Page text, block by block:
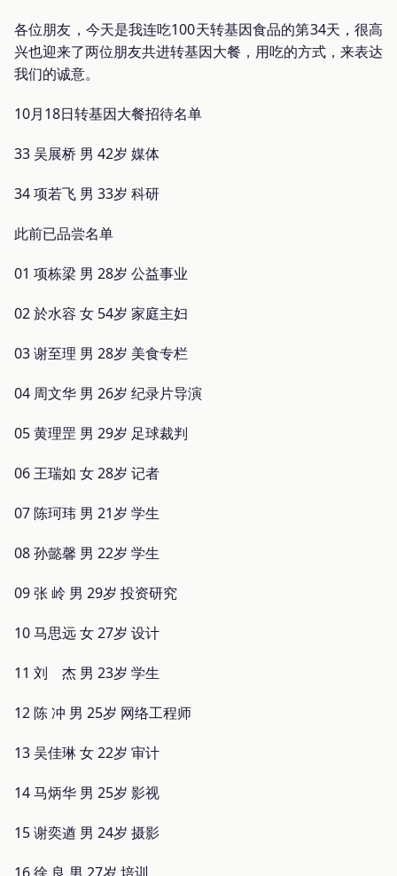
各位朋友，今天是我连吃100天转基因食品的第34天，很高
兴也迎来了两位朋友共进转基因大餐，用吃的方式，来表达
我们的诚意。
10月18日转基因大餐招待名单
33 吴展桥 男 42岁 媒体
34 项若飞 男 33岁 科研
此前已品尝名单
01 项栋梁 男 28岁 公益事业
02 於水容 女 54岁 家庭主妇
03 谢至理 男 28岁 美食专栏
04 周文华 男 26岁 纪录片导演
05 黄理罡 男 29岁 足球裁判
06 王瑞如 女 28岁 记者
07 陈珂玮 男 21岁 学生
08 孙懿馨 男 22岁 学生
09 张 岭 男 29岁 投资研究
10 马思远 女 27岁 设计
11 刘 杰 男 23岁 学生
12 陈 冲 男 25岁 网络工程师
13 吴佳琳 女 22岁 审计
14 马炳华 男 25岁 影视
15 谢奕遒 男 24岁 摄影